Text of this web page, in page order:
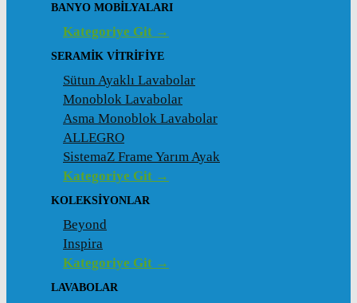
BANYO MOBILYALARI
Kategoriye Git →
SERAMIK VITRIFIYE
Sütun Ayaklı Lavabolar
Monoblok Lavabolar
Asma Monoblok Lavabolar
ALLEGRO
SistemaZ Frame Yarım Ayak
Kategoriye Git →
KOLEKSİYONLAR
Beyond
Inspira
Kategoriye Git →
LAVABOLAR